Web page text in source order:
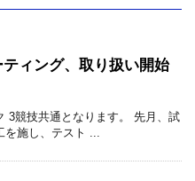
ィング、取り扱い開始
3競技共通となります。 先月、試
を施し、テスト ...